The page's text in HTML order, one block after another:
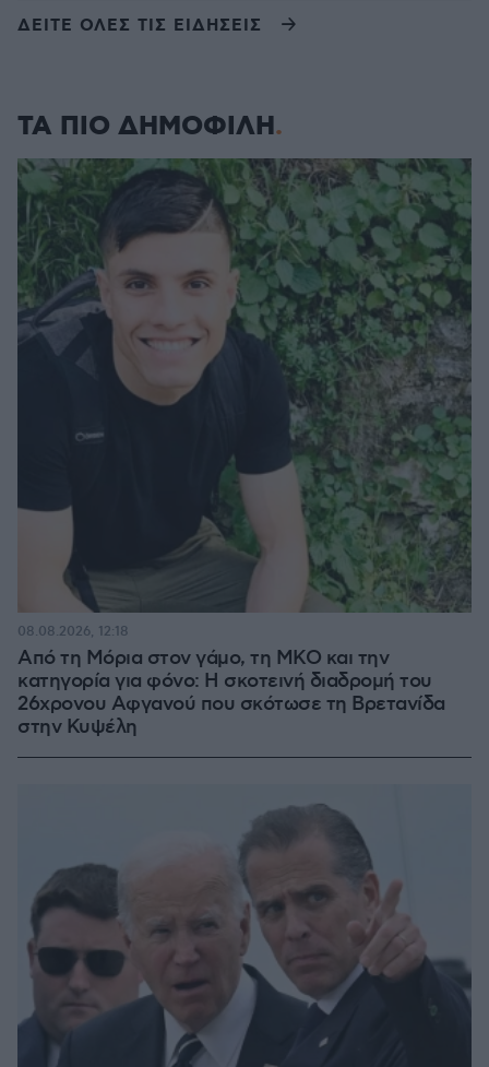
ΔΕΙΤΕ ΟΛΕΣ ΤΙΣ ΕΙΔΗΣΕΙΣ
ΤΑ ΠΙΟ ΔΗΜΟΦΙΛΗ
Από τη Μόρια στον γάμο, τη ΜΚΟ και την
κατηγορία για φόνο: Η σκοτεινή διαδρομή του
26χρονου Αφγανού που σκότωσε τη Βρετανίδα
στην Κυψέλη
08.08.2026, 12:18